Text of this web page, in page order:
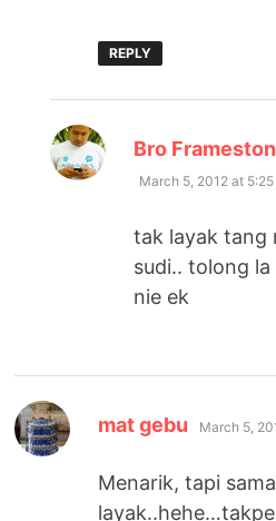
REPLY
Bro
March 5, 2012 at
tak layak tang
sudi.. tolong
nie ek
mat gebu says:
March 5,
Menarik, tapi